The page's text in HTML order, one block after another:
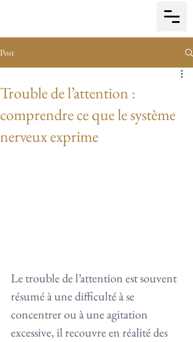
Post
Trouble de l’attention :
comprendre ce que le système
nerveux exprime
Le trouble de l’attention est souvent
résumé à une difficulté à se
concentrer ou à une agitation
excessive, il recouvre en réalité des